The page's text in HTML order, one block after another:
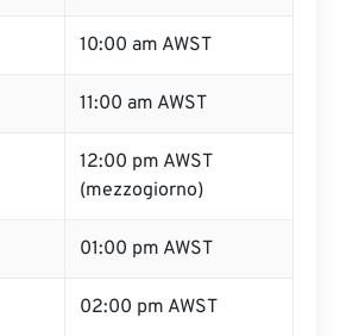
10:00 am AWST
11:00 am AWST
12:00 pm AWST
(mezzogiorno)
01:00 pm AWST
02:00 pm AWST